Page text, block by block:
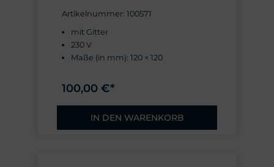
Artikelnummer: 100571
mit Gitter
230 V
Maße (in mm): 120 × 120
100,00 €*
IN DEN WARENKORB